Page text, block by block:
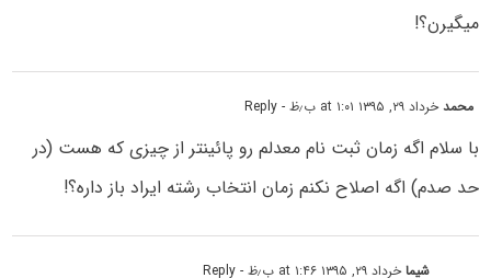
میگیرن؟!
محمدخرداد ۲۹, ۱۳۹۵ at ۱:۰۱ ب٫ظ - Reply
با سلام اگه زمان ثبت نام معدلم رو پائینتر از چیزی که هست (در
حد صدم) اگه اصلاح نکنم زمان انتخاب رشته ایراد باز داره؟!
شیماخرداد ۲۹, ۱۳۹۵ at ۱:۴۶ ب٫ظ - Reply